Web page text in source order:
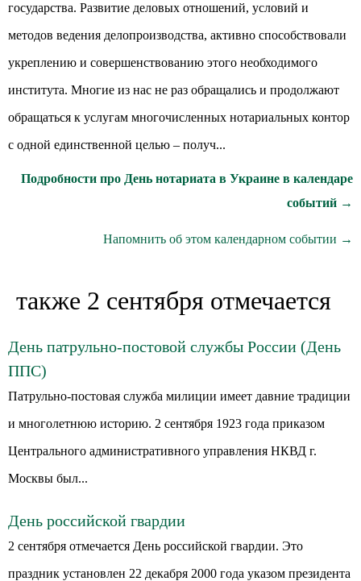
государства. Развитие деловых отношений, условий и
методов ведения делопроизводства, активно способствовали
укреплению и совершенствованию этого необходимого
института. Многие из нас не раз обращались и продолжают
обращаться к услугам многочисленных нотариальных контор
с одной единственной целью – получ...
Подробности про День нотариата в Украине в календаре
событий →
Напомнить об этом календарном событии →
также 2 сентября отмечается
День патрульно-постовой службы России (День
ППС)
Патрульно-постовая служба милиции имеет давние традиции
и многолетнюю историю. 2 сентября 1923 года приказом
Центрального административного управления НКВД г.
Москвы был...
День российской гвардии
2 сентября отмечается День российской гвардии. Это
праздник установлен 22 декабря 2000 года указом президента